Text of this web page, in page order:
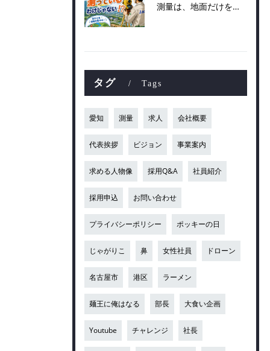
測量は、地面だけを測っているわけじゃない！？👷📡
タグ Tags
愛知 測量 求人 会社概要
代表挨拶 ビジョン 事業案内
求める人物像 採用Q&A 社員紹介
採用申込 お問い合わせ
プライバシーポリシー ポッキーの日
じゃがりこ 鼻 女性社員 ドローン
名古屋市 港区 ラーメン
麺王に俺はなる 部長 大食い企画
Youtube チャレンジ 社長